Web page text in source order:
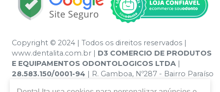
Copyright © 2024 | Todos os direitos reservados |
www.dentalita.com.br | D3 COMERCIO DE PRODUTOS
E EQUIPAMENTOS ODONTOLOGICOS LTDA |
28.583.150/0001-94 | R. Gamboa, Nº287 - Bairro Paraíso